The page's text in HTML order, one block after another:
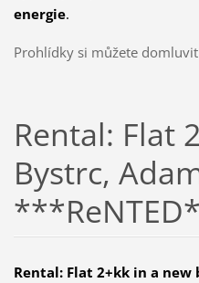
energie.
Prohlídky si můžete
Rental: Flat
Bystrc,
Rental: Flat 2+kk in a